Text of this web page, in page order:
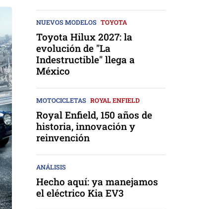
NUEVOS MODELOS TOYOTA
Toyota Hilux 2027: la
evolución de "La
Indestructible" llega a
México
MOTOCICLETAS ROYAL ENFIELD
Royal Enfield, 150 años de
historia, innovación y
reinvención
ANÁLISIS
Hecho aquí: ya manejamos
el eléctrico Kia EV3